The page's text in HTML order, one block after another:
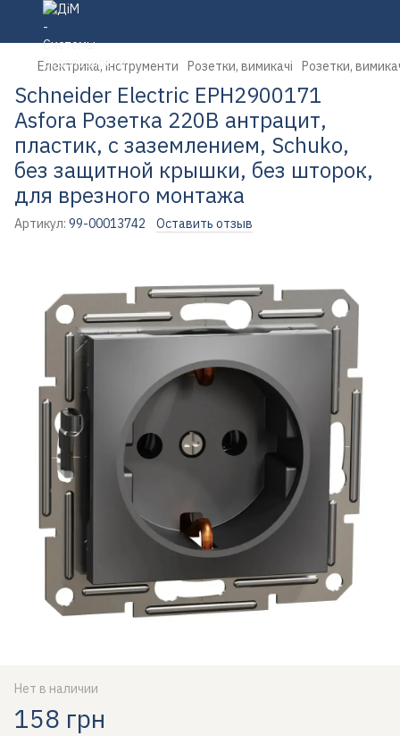
Електрика, інструменти Розетки, вимикачі Розетки,
Schneider Electric EPH2900171
Asfora Розетка 220В антрацит,
пластик, с заземлением, Schuko,
без защитной крышки, без шторок,
для врезного монтажа
Артикул: 99-00013742 Оставить отзыв
Нет в наличии
158 грн